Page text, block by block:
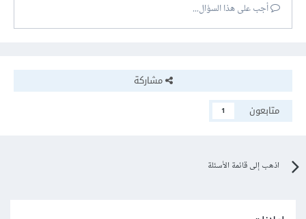
أجب على هذا السؤال...
مشاركة
متابعون
1
اذهب إلى قائمة الأسئلة